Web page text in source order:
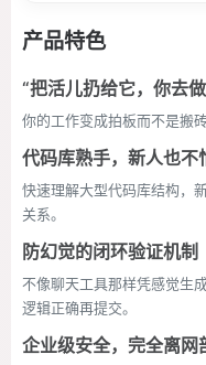
产品特色
“把活儿扔给它，你去
你的工作变成拍板而不是搬
代码库熟手，新人也不
快速理解大型代码库结构，
关系。
防幻觉的闭环验证机制
不像聊天工具那样凭感觉生
逻辑正确再提交。
企业级安全，完全离网